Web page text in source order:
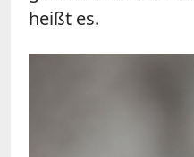
heißt es.